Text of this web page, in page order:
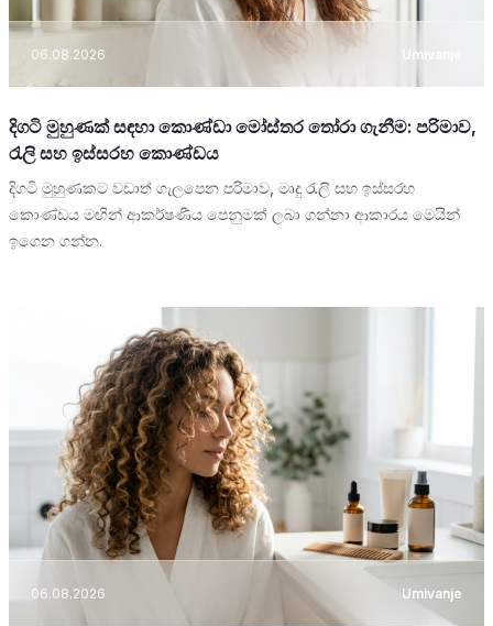
06.08.2026 Umivanje
දිගටි මුහුණක් සඳහා කොණ්ඩා මෝස්තර තෝරා ගැනීම: පරිමාව,
රැලි සහ ඉස්සරහ කොණ්ඩය
දිගටි මුහුණකට වඩාත් ගැලපෙන පරිමාව, මෘදු රැලි සහ ඉස්සරහ
කොණ්ඩය මඟින් ආකර්ෂණීය පෙනුමක් ලබා ගන්නා ආකාරය මෙයින්
ඉගෙන ගන්න.
06.08.2026 Umivanje